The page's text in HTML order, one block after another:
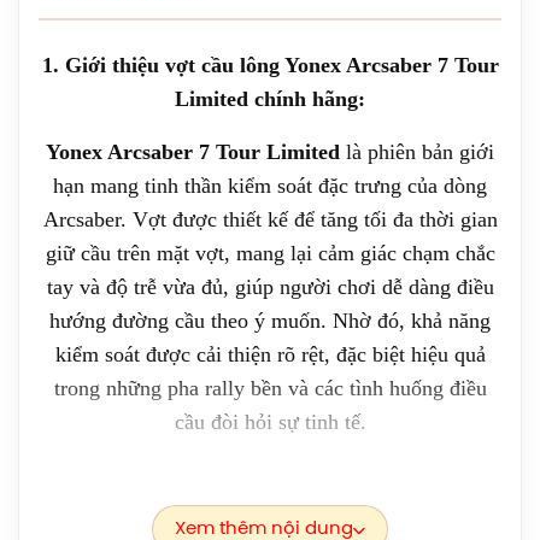
1. Giới thiệu vợt cầu lông Yonex Arcsaber 7 Tour
Limited chính hãng:
Yonex Arcsaber 7 Tour Limited là phiên bản giới
hạn mang tinh thần kiểm soát đặc trưng của dòng
Arcsaber. Vợt được thiết kế để tăng tối đa thời gian
giữ cầu trên mặt vợt, mang lại cảm giác chạm chắc
tay và độ trễ vừa đủ, giúp người chơi dễ dàng điều
hướng đường cầu theo ý muốn. Nhờ đó, khả năng
kiểm soát được cải thiện rõ rệt, đặc biệt hiệu quả
trong những pha rally bền và các tình huống điều
cầu đòi hỏi sự tinh tế.
chính xác, khả năng điều phối nhịp độ và triển khai
Xem thêm nội dung
Giày Asics Blade FF 2 Women
2.515.000đ
Giày Cầu Lông Yonex Power Cushion
88 Dial 3 Wide (Navy/White) 2026
Chính Hãng
2.750.000đ
Cước Cầu Lông Kizuna Z63X Chính
Hãng
180.000đ
180.000đ